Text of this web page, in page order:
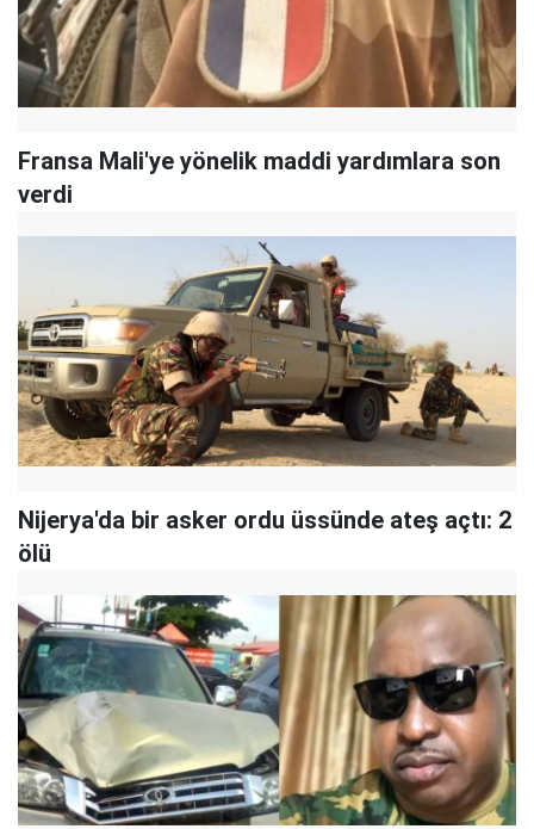
Fransa Mali'ye yönelik maddi yardımlara son
verdi
Nijerya'da bir asker ordu üssünde ateş açtı: 2
ölü